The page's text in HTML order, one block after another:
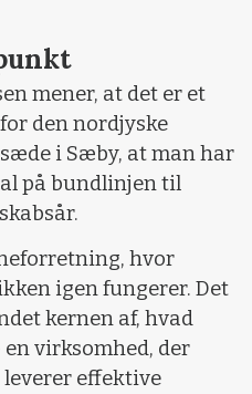
mener, at det er et
den nordjyske
i Sæby, at man har
på bundlinjen til
hvor
igen fungerer. Det
kernen af, hvad
virksomhed, der
effektive